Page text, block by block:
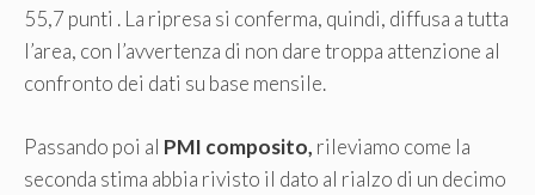
55,7 punti . La ripresa si conferma, quindi, diffusa a tutta
l’area, con l’avvertenza di non dare troppa attenzione al
confronto dei dati su base mensile.
Passando poi al PMI composito, rileviamo come la
seconda stima abbia rivisto il dato al rialzo di un decimo